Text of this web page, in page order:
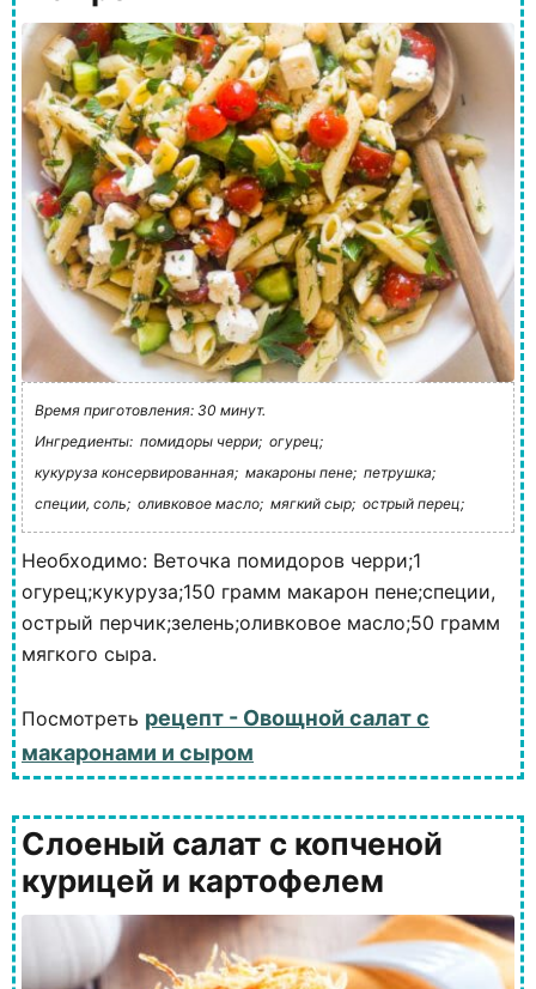
Время приготовления: 30 минут.
Ингредиенты: помидоры черри; огурец;
кукуруза консервированная; макароны пене; петрушка;
специи, соль; оливковое масло; мягкий сыр; острый перец;
Необходимо: Веточка помидоров черри;1
огурец;кукуруза;150 грамм макарон пене;специи,
острый перчик;зелень;оливковое масло;50 грамм
мягкого сыра.
Посмотреть рецепт - Овощной салат с
макаронами и сыром
Слоеный салат с копченой
курицей и картофелем